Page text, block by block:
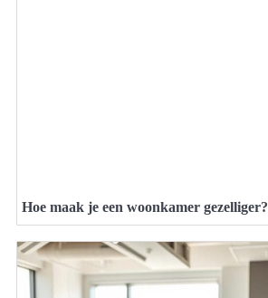
Hoe maak je een woonkamer gezelliger?